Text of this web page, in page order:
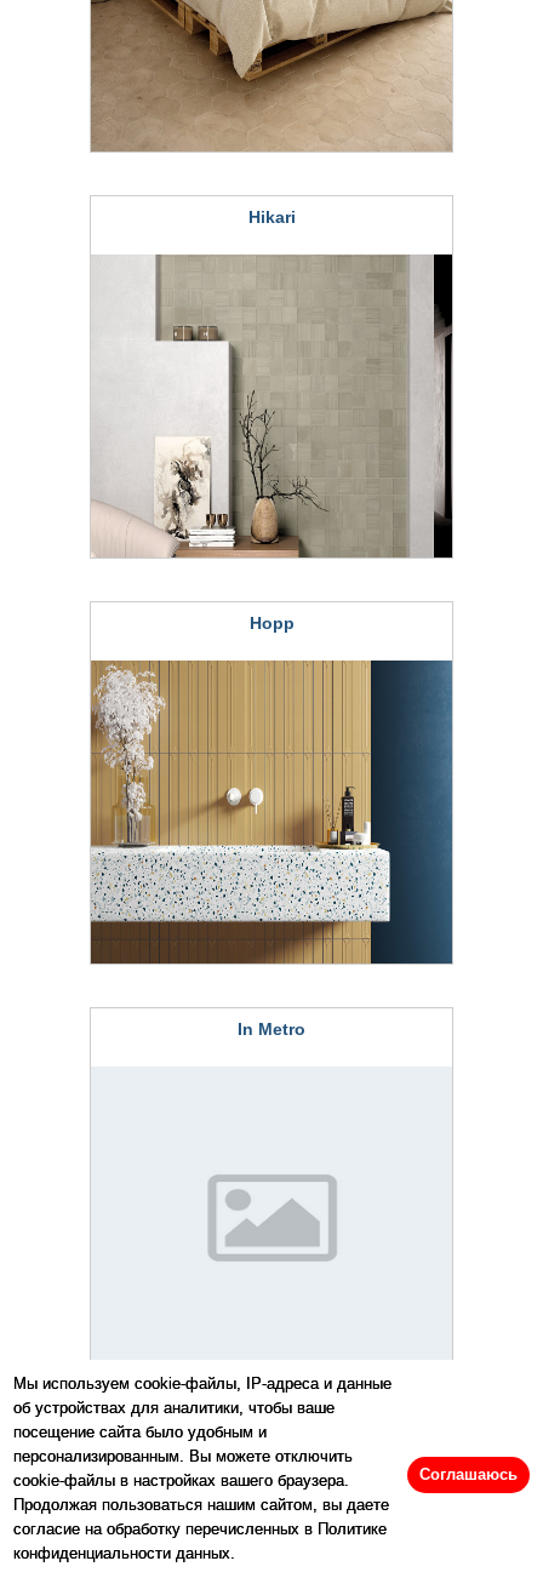
Мы используем cookie-файлы, IP-адреса и данные
об устройствах для аналитики, чтобы ваше
посещение сайта было удобным и
персонализированным. Вы можете отключить
cookie-файлы в настройках вашего браузера.
Продолжая пользоваться нашим сайтом, вы даете
согласие на обработку перечисленных в Политике
конфиденциальности данных.
Соглашаюсь
Hikari
Hopp
In Metro
Island